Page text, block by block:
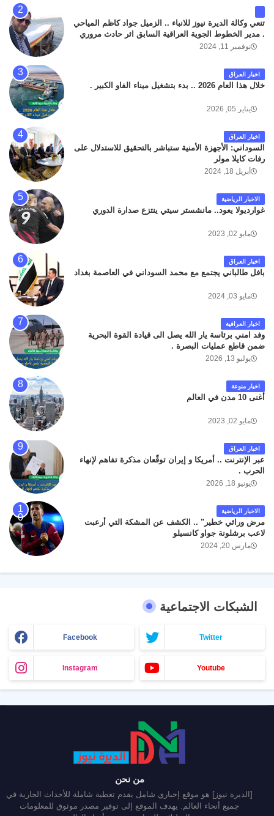
تنعي وكالة الديرة نيوز للانباء .. الزميل جواد كاظم المياحي
. مدير الخطوط الجوية العراقية السابق اثر حادث مروري
داخل مطار البصرة الدولي اليوم الاثنين على الطريق
كان سبب الحادث يعود لتصادم عجلته مع عجلة نوع كيا بنكو
تابعة لشركة الهلال الماسكة لإعمار مطار البصرة الدولي .
سائلين الله عز وجل ان يتغمد الفقيد بواسع رحمته ، و انا
نوفمبر 11, 2024
اخبار العراق
خلال هذا العام 2026 .. بدء بتشغيل ميناء الفاو الكبير .
يناير 05, 2026
اخبار العراق
السوداني: الأجهزة الأمنية ستباشر بالتحقيق للاستدلال على
رفات كايلا مولر
أبريل 18, 2024
الاخبار الرياضية
غوارديولا يعود.. مانشستر سيتي ينتزع صدارة الدوري
مايو 02, 2023
اخبار العراق
بافل طالباني يجتمع مع محمد السوداني في العاصمة بغداد
مايو 03, 2024
اخبار العراقية
وفد امني برئاسة يار الله يصل الى قيادة القوة البحرية
ضمن قاطع عمليات البصرة .
يوليو 13, 2026
اخبار منوعة
أغنى 10 مدن في العالم
مايو 02, 2023
اخبار العراق
عبر الإنترنت .. أمريكا و إيران توقّعان مذكرة تفاهم لإنهاء
الحرب .
يونيو 18, 2026
الاخبار الرياضية
مرض وراثي خطير" .. الكشف عن المشكة التي أرعبت
لاعب برشلونة جواو كانسيلو
مارس 20, 2024
الشبكات الاجتماعية
Facebook Twitter
Instagram Youtube
من نحن
[الديرة نيوز] هو موقع إخباري شامل يقدم تغطية شاملة للأحداث الجارية في
جميع أنحاء العالم. يهدف الموقع إلى توفير مصدر موثوق للمعلومات